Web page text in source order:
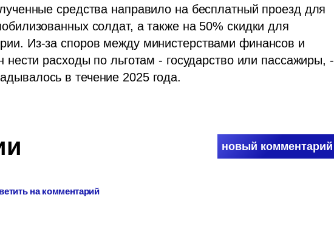
средства направило на бесплатный проезд для
солдат, а также на 50% скидки для
Из-за споров между министерствами финансов и
нести расходы по льготам - государство или пассажиры, -
в течение 2025 года.
новый комментарий
на комментарий